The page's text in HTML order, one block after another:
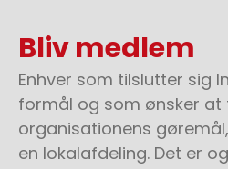
Bliv medlem
Enhver som tilslutter sig
formål og som ønsker at
organisationens
en lokalafdeling. Det er